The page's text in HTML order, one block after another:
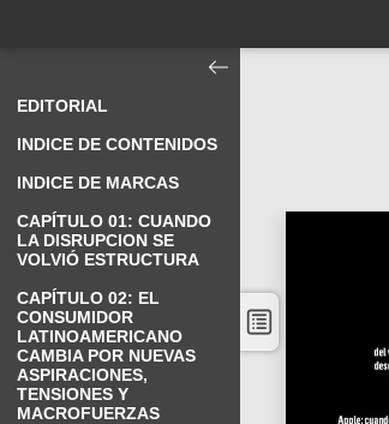
EDITORIAL
INDICE DE CONTENIDOS
INDICE DE MARCAS
CAPÍTULO 01: CUANDO
LA DISRUPCION SE
VOLVIÓ ESTRUCTURA
CAPÍTULO 02: EL
CONSUMIDOR
LATINOAMERICANO
CAMBIA POR NUEVAS
ASPIRACIONES,
TENSIONES Y
MACROFUERZAS